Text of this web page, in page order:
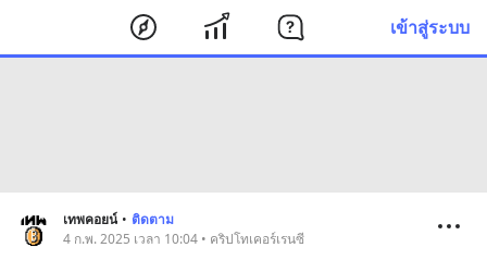
เข้าสู่ระบบ
เทพคอยน์ • ติดตาม
4 ก.พ. 2025 เวลา 10:04 • คริปโทเคอร์เรนซี